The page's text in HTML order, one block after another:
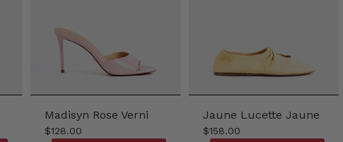
Madisyn Rose Verni
$128.00
Jaune Lucette Jaune
$158.00